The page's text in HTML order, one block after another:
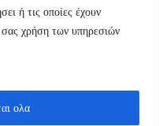
ή τις οποίες έχουν
χρήση των υπηρεσιών
ολα